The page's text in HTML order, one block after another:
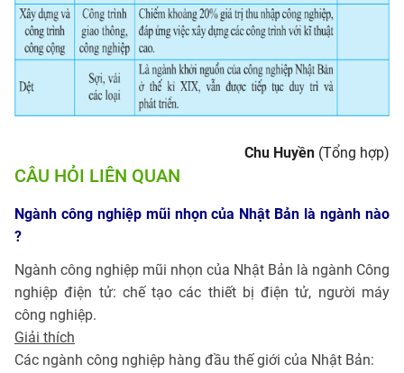
Chu Huyền (Tổng hợp)
CÂU HỎI LIÊN QUAN
Ngành công nghiệp mũi nhọn của Nhật Bản là ngành nào
?
Ngành công nghiệp mũi nhọn của Nhật Bản là ngành Công
nghiệp điện tử: chế tạo các thiết bị điện tử, người máy
công nghiệp.
Giải thích
Các ngành công nghiệp hàng đầu thế giới của Nhật Bản: